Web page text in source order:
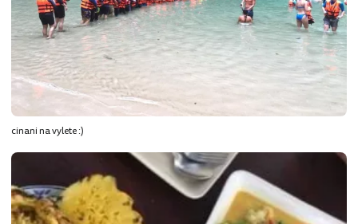
cinani na vylete :)